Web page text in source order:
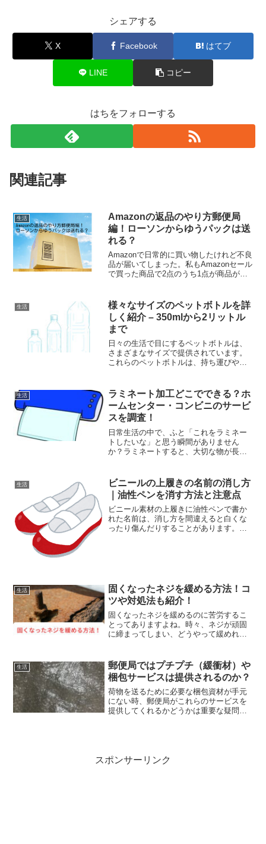
シェアする
X Facebook はてブ
LINE コピー
はちをフォローする
関連記事
生活
Amazonの返品のやり方郵便局
編！ローソンからゆうパックは送
れる？
Amazonで日常的に買い物したけれど不良
品が届いてしまった。私もAmazonセール
で買った商品で2点のうち1点が商品が初
どちょっと怪しいなと思ったのですが、
開け...
生活
様々なサイズのペットボトルを詳
しく紹介 – 350mlから2リットル
まで
日々の生活で目にするペットボトルは、
さまざまなサイズで提供されています。
これらのペットボトルは、持ち運びやす
350mlのペットボトルから、大きな2リッ
トルのペットボトル...
生活
ラミネート加工どこでできる？ホ
ームセンター・コンビニのサービ
スを調査！
日常生活の中で、ふと「これをラミネー
トしたいな」と思う瞬間がありません
か？ラミネートすると、大切な物が長持
いのにラミネート機を購入するのはちょ
っともったいないですよね。...
生活
ビニールの上履きの名前の消し方
｜油性ペンを消す方法と注意点
ビニール素材の上履きに油性ペンで書か
れた名前は、消し方を間違えると白くな
ったり傷んだりすることがあります。こ
せず準備したい方に向けた素材別解説記
事です。
生活
固くなったネジを緩める方法！コ
ツや対処法も紹介！
固くなったネジを緩めるのに苦労するこ
とってありますよね。時々、ネジが頑固
に締まってしまい、どうやって緩めれば
いいのか戸惑うこともあるでしょう。ド
ライバーを無理に使って力...
生活
郵便局ではプチプチ（緩衝材）や
梱包サービスは提供されるのか？
荷物を送るために必要な梱包資材が手元
にない時、郵便局がこれらのサービスを
提供してくれるかどうかは重要な疑問で
スポンサーリンク